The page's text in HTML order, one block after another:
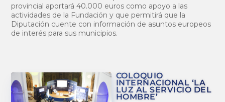
provincial aportará 40.000 euros como apoyo a las
actividades de la Fundación y que permitirá que la
Diputación cuente con información de asuntos europeos
de interés para sus municipios.
COLOQUIO
INTERNACIONAL ‘LA
LUZ AL SERVICIO DEL
HOMBRE’